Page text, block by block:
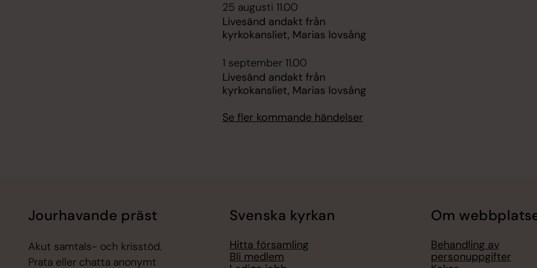
25 augusti 11.00
Livesänd andakt från
kyrkokansliet, Marias lovsång
1 september 11.00
Livesänd andakt från
kyrkokansliet, Marias lovsång
Se fler kommande händelser
Jourhavande präst
Akut samtals- och krisstöd.
Prata eller chatta anonymt
Svenska kyrkan
Hitta församling
Bli medlem
Om
Behandling av
personuppgifter